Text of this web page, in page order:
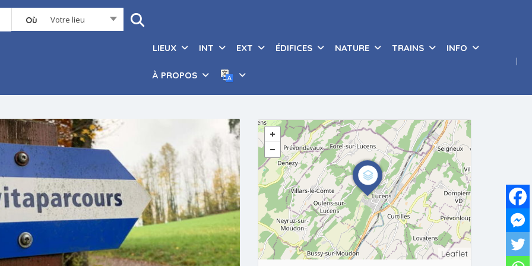
Où Votre lieu
LIEUX INT EXT ÉDIFICES NATURE TRAINS INFO
À PROPOS
Leaflet